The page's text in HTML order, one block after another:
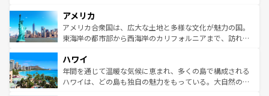
ンツ一覧を参照してほしい。
の建物がそのまま残る町や、スイスならではのユニークな
博物館もあり、アルプス観光だけでなく町歩きも満喫する
ことができる。国民の所得が高いため物価も高いが、旅行
ば市内交通費無料で観光を楽しむこともできる。 なお、新
着のスイス情報はコンテンツ一覧 を参照してほしい。
アメリカ
アメリカ合衆国は、広大な土地と多様な文化が魅力の国。
東海岸の都市部から西海岸のカリフォルニアまで、訪れる
のような巨大都市は、観光、ショッピング、エンターテイ
ンメントが詰まった刺激的なスポットだ。一方、アメリカ
西部には大自然が広がり、グランドキャニオンやイエロー
ハワイ
年間を通じて温暖な気候に恵まれ、多くの島で構成される
ハワイは、どの島も独自の魅力をもっている。大自然の神